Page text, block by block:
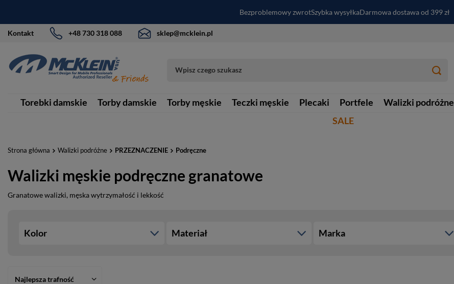
Bezproblemowy zwrotSzybka wysyłkaDarmowa dostawa od 399 zł
Kontakt +48 730 318 088 sklep@mcklein.pl
Torebki damskie Torby damskie Torby męskie Teczki męskie Plecaki Portfele Walizki podróżne
SALE
Strona główna Walizki podróżne PRZEZNACZENIE Podręczne
Walizki męskie podręczne granatowe
Granatowe walizki, męska wytrzymałość i lekkość
Kolor Materiał Marka
Najlepsza trafność